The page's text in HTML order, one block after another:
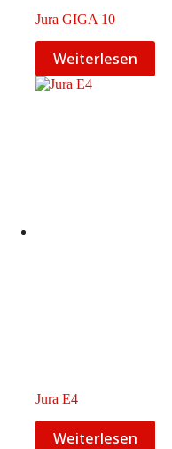
Jura GIGA 10
Weiterlesen
Jura E4
Weiterlesen